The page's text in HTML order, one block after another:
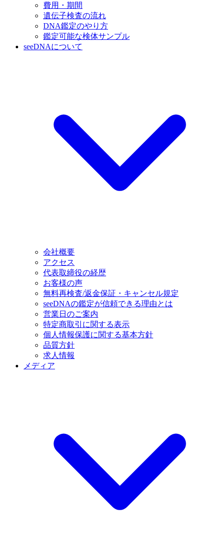
費用・期間
遺伝子検査の流れ
DNA鑑定のやり方
鑑定可能な検体サンプル
seeDNAについて
会社概要
アクセス
代表取締役の経歴
お客様の声
無料再検査/返金保証・キャンセル規定
seeDNAの鑑定が信頼できる理由とは
営業日のご案内
特定商取引に関する表示
個人情報保護に関する基本方針
品質方針
求人情報
メディア